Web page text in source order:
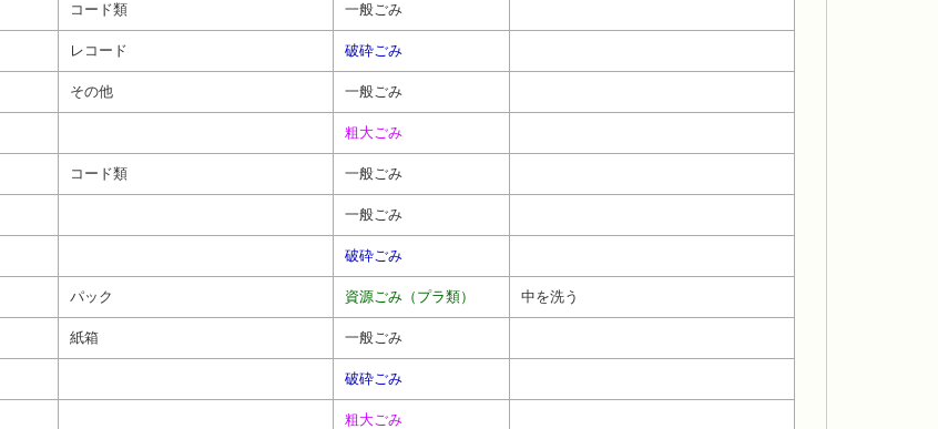
コード類 一般ごみ
レコード 破砕ごみ
その他 一般ごみ
粗大ごみ
コード類 一般ごみ
一般ごみ
破砕ごみ
パック 資源ごみ（プラ類） 中を洗う
紙箱 一般ごみ
破砕ごみ
粗大ごみ